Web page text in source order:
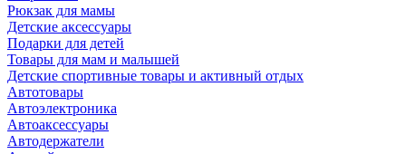
Рюкзак для мамы
Детские аксессуары
Подарки для детей
Товары для мам и малышей
Детские спортивные товары и активный отдых
Автотовары
Автоэлектроника
Автоаксессуары
Автодержатели